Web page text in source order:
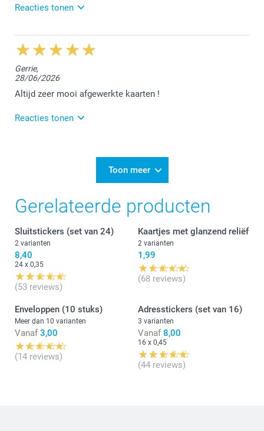
Nathalie @smartphoto
Reacties tonen
7/07/2026
11:07
Dag Christine,
Bedankt voor jouw mooie 5 sterren review, hier zijn
we heel erg blij mee :-) We vonden het fijn jouw
bestelling te mogen afwerken.
Hartelijke groet!
Gerrie,
28/06/2026
Altijd zeer mooi afgewerkte kaarten !
Reacties tonen
bent met de fotokaarten.
Lucie@smartphoto
Toon meer
Gerelateerde producten
Sluitstickers (set van 24)
2 varianten
8,40
24 x 0,35
(53 reviews)
Kaartjes met glanzend reliëf
2 varianten
1,99
(68 reviews)
Enveloppen (10 stuks)
Meer dan 10 varianten
Vanaf 3,00
(14 reviews)
Adresstickers (set van 16)
3 varianten
Vanaf 8,00
16 x 0,45
(44 reviews)